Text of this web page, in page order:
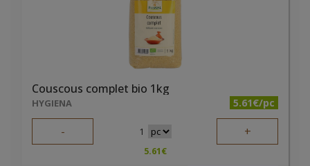
Couscous complet bio 1kg
HYGIENA 5.61€/pc
- 1 +
5.61€